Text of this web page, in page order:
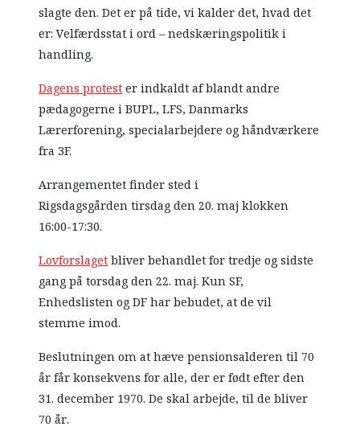
slagte den. Det er på tide, vi kalder det, hvad det
er: Velfærdsstat i ord – nedskæringspolitik i
handling.
Dagens protester indkaldt af blandt andre
pædagogerne i BUPL, LFS, Danmarks
Lærerforening, specialarbejdere og håndværkere
fra 3F.
Arrangementet finder sted i
Rigsdagsgården tirsdag den 20. maj klokken
16:00-17:30.
Lovforslagetbliver behandlet for tredje og sidste
gang på torsdag den 22. maj. Kun SF,
Enhedslisten og DF har bebudet, at de vil
stemme imod.
Beslutningen om at hæve pensionsalderen til 70
år får konsekvens for alle, der er født efter den
31. december 1970. De skal arbejde, til de bliver
70 år.